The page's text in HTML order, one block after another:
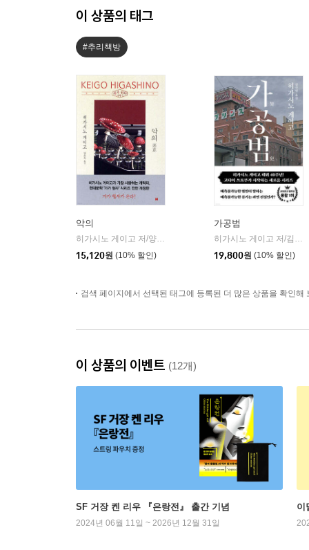
이 상품의 태그
#추리책방
악의
히가시노 게이고 저/양윤옥 역
현대문학
15,120원 (10% 할인)
가공범
히가시노 게이고 저/김선영 역
19,800원 (10% 할인)
검색 페이지에서 선택된 태그에 등록된 더 많은 상품을 확인해
이 상품의 이벤트 (12개)
SF 거장 켄 리우 『은랑전』 출간 기념
2024년 06월 11일 ~ 2026년 12월 31일
이